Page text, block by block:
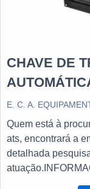
CHAVE DE
E. C. A.
Quem está à
ats, encontrará a
detalhada